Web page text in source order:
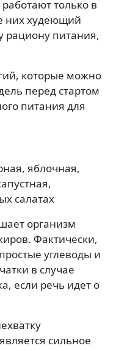
только в
них худеющий
рациону питания,
которые можно
перед стартом
питания для
яблочная,
салатах
организм
Фактически,
углеводы и
в случае
если речь идет о
сильное